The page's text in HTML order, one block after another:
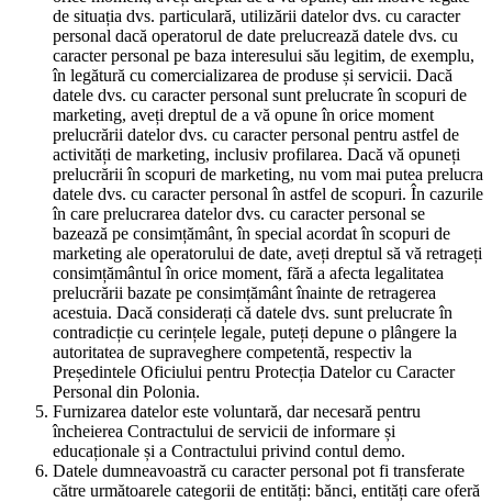
de situația dvs. particulară, utilizării datelor dvs. cu caracter
personal dacă operatorul de date prelucrează datele dvs. cu
caracter personal pe baza interesului său legitim, de exemplu,
în legătură cu comercializarea de produse și servicii. Dacă
datele dvs. cu caracter personal sunt prelucrate în scopuri de
marketing, aveți dreptul de a vă opune în orice moment
prelucrării datelor dvs. cu caracter personal pentru astfel de
activități de marketing, inclusiv profilarea. Dacă vă opuneți
prelucrării în scopuri de marketing, nu vom mai putea prelucra
datele dvs. cu caracter personal în astfel de scopuri. În cazurile
în care prelucrarea datelor dvs. cu caracter personal se
bazează pe consimțământ, în special acordat în scopuri de
marketing ale operatorului de date, aveți dreptul să vă retrageți
consimțământul în orice moment, fără a afecta legalitatea
prelucrării bazate pe consimțământ înainte de retragerea
acestuia. Dacă considerați că datele dvs. sunt prelucrate în
contradicție cu cerințele legale, puteți depune o plângere la
autoritatea de supraveghere competentă, respectiv la
Președintele Oficiului pentru Protecția Datelor cu Caracter
Personal din Polonia.
Furnizarea datelor este voluntară, dar necesară pentru
încheierea Contractului de servicii de informare și
educaționale și a Contractului privind contul demo.
Datele dumneavoastră cu caracter personal pot fi transferate
către următoarele categorii de entități: bănci, entități care oferă